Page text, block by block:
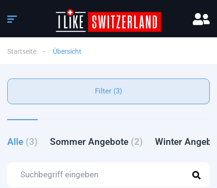
Startseite Übersicht
Filter (3)
Alle (3) Sommer Angebote (2) Winter